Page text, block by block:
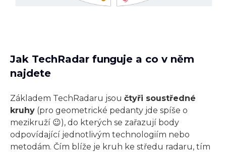
Jak TechRadar funguje a co v něm
najdete
Základem TechRadaru jsou čtyři soustředné
kruhy (pro geometrické pedanty jde spíše o
mezikruží 😉), do kterých se zařazují body
odpovídající jednotlivým technologiím nebo
metodám. Čím blíže je kruh ke středu radaru, tím